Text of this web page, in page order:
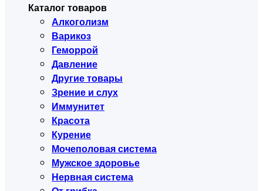
Каталог товаров
Алкоголизм
Варикоз
Геморрой
Давление
Другие товары
Зрение и слух
Иммунитет
Красота
Курение
Мочеполовая система
Мужское здоровье
Нервная система